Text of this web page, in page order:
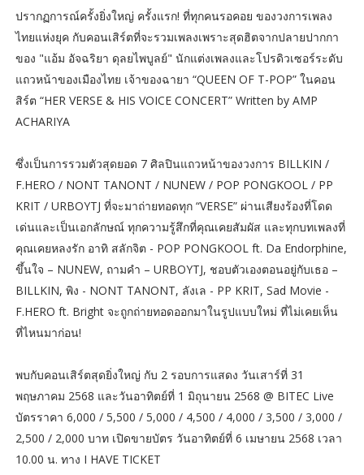
ปรากฏการณ์ครั้งยิ่งใหญ่ ครั้งแรก! ที่ทุกคนรอคอย ของวงการเพลง
ไทยแห่งยุค กับคอนเสิร์ตที่จะรวมเพลงเพราะสุดฮิตจากปลายปากกา
ของ "แอ้ม อัจฉริยา ดุลยไพบูลย์" นักแต่งเพลงและโปรดิวเซอร์ระดับ
แถวหน้าของเมืองไทย เจ้าของฉายา “QUEEN OF T-POP” ในคอน
สิร์ต “HER VERSE & HIS VOICE CONCERT” Written by AMP
ACHARIYA
ซึ่งเป็นการรวมตัวสุดยอด 7 ศิลปินแถวหน้าของวงการ BILLKIN /
F.HERO / NONT TANONT / NUNEW / POP PONGKOOL / PP
KRIT / URBOYTJ ที่จะมาถ่ายทอดทุก “VERSE” ผ่านเสียงร้องที่โดด
เด่นและเป็นเอกลักษณ์ ทุกความรู้สึกที่คุณเคยสัมผัส และทุกบทเพลงที่
คุณเคยหลงรัก อาทิ สลักจิต - POP PONGKOOL ft. Da Endorphine,
ขึ้นใจ – NUNEW, ถามคำ – URBOYTJ, ชอบตัวเองตอนอยู่กับเธอ –
BILLKIN, พิง - NONT TANONT, ลังเล - PP KRIT, Sad Movie -
F.HERO ft. Bright จะถูกถ่ายทอดออกมาในรูปแบบใหม่ ที่ไม่เคยเห็น
ที่ไหนมาก่อน!
พบกับคอนเสิร์ตสุดยิ่งใหญ่ กับ 2 รอบการแสดง วันเสาร์ที่ 31
พฤษภาคม 2568 และวันอาทิตย์ที่ 1 มิถุนายน 2568 @ BITEC Live
บัตรราคา 6,000 / 5,500 / 5,000 / 4,500 / 4,000 / 3,500 / 3,000 /
2,500 / 2,000 บาท เปิดขายบัตร วันอาทิตย์ที่ 6 เมษายน 2568 เวลา
10.00 น. ทาง I HAVE TICKET